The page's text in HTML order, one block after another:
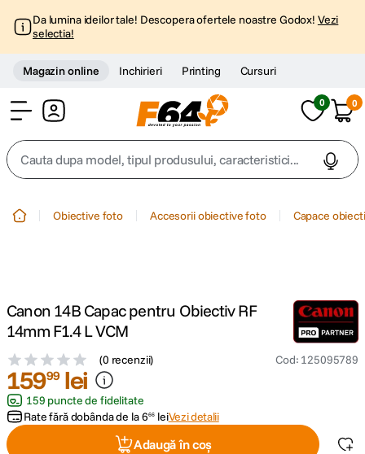
Da lumina ideilor tale! Descopera ofertele noastre Godox! Vezi
selectia!
Magazin online Inchirieri Printing Cursuri
0 0
Cauta dupa model, tipul produsului, caracteristici...
trepied telefon
4. peak design
5. canon sx740 hs
Obiective foto Accesorii obiective foto Capace
Canon 14B Capac pentru Obiectiv RF
14mm F1.4 L VCM
(0 recenzii) Cod: 125095789
15999 lei
159 puncte de fidelitate
Rate fără dobânda de la666 leiVezi detalii
Adaugă în coș